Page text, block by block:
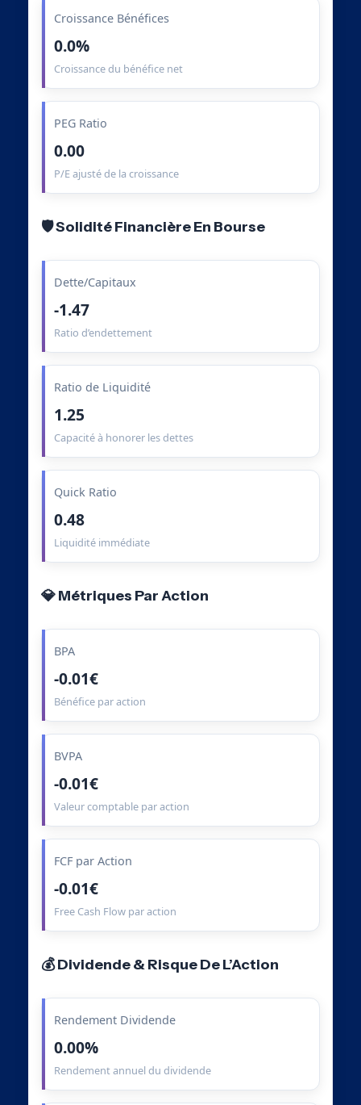
Croissance Bénéfices
0.0%
Croissance du bénéfice net
PEG Ratio
0.00
P/E ajusté de la croissance
🛡️ Solidité Financière En Bourse
Dette/Capitaux
-1.47
Ratio d’endettement
Ratio de Liquidité
1.25
Capacité à honorer les dettes
Quick Ratio
0.48
Liquidité immédiate
💎 Métriques Par Action
BPA
-0.01€
Bénéfice par action
BVPA
-0.01€
Valeur comptable par action
FCF par Action
-0.01€
Free Cash Flow par action
💰 Dividende & Risque De L’Action
Rendement Dividende
0.00%
Rendement annuel du dividende